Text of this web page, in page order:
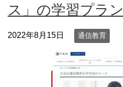
ス」の学習プラン
2022年8月15日 通信教育